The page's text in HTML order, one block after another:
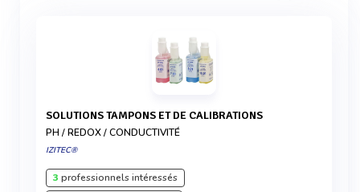
SOLUTIONS TAMPONS ET DE CALIBRATIONS
PH / REDOX / CONDUCTIVITÉ
IZITEC®
3 professionnels intéressés